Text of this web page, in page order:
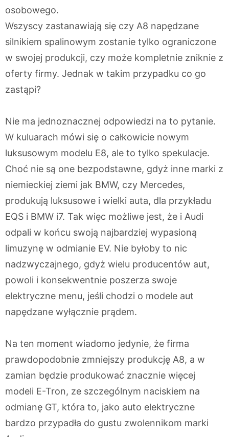
osobowego.
Wszyscy zastanawiają się czy A8 napędzane
silnikiem spalinowym zostanie tylko ograniczone
w swojej produkcji, czy może kompletnie zniknie z
oferty firmy. Jednak w takim przypadku co go
zastąpi?
Nie ma jednoznacznej odpowiedzi na to pytanie.
W kuluarach mówi się o całkowicie nowym
luksusowym modelu E8, ale to tylko spekulacje.
Choć nie są one bezpodstawne, gdyż inne marki z
niemieckiej ziemi jak BMW, czy Mercedes,
produkują luksusowe i wielki auta, dla przykładu
EQS i BMW i7. Tak więc możliwe jest, że i Audi
odpali w końcu swoją najbardziej wypasioną
limuzynę w odmianie EV. Nie byłoby to nic
nadzwyczajnego, gdyż wielu producentów aut,
powoli i konsekwentnie poszerza swoje
elektryczne menu, jeśli chodzi o modele aut
napędzane wyłącznie prądem.
Na ten moment wiadomo jedynie, że firma
prawdopodobnie zmniejszy produkcję A8, a w
zamian będzie produkować znacznie więcej
modeli E-Tron, ze szczególnym naciskiem na
odmianę GT, która to, jako auto elektryczne
bardzo przypadła do gustu zwolennikom marki